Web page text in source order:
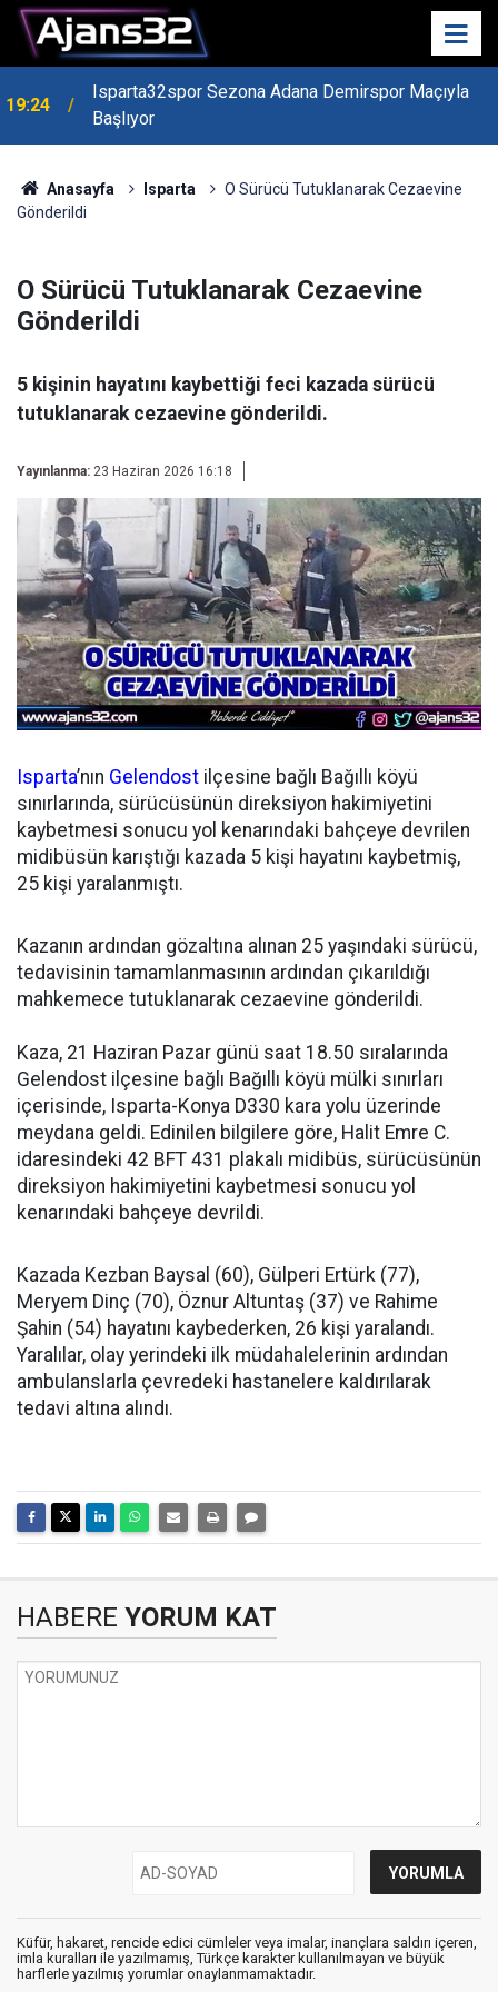
19:22 Isparta Kredi Batağında
Anasayfa Isparta
O Sürücü Tutuklanarak Cezaevine
Gönderildi
O Sürücü Tutuklanarak Cezaevine
Gönderildi
5 kişinin hayatını kaybettiği feci kazada sürücü
tutuklanarak cezaevine gönderildi.
Yayınlanma: 23 Haziran 2026 16:18
Isparta’nın Gelendost ilçesine bağlı Bağıllı köyü
sınırlarında, sürücüsünün direksiyon hakimiyetini
kaybetmesi sonucu yol kenarındaki bahçeye devrilen
midibüsün karıştığı kazada 5 kişi hayatını kaybetmiş,
25 kişi yaralanmıştı.
Kazanın ardından gözaltına alınan 25 yaşındaki sürücü,
tedavisinin tamamlanmasının ardından çıkarıldığı
mahkemece tutuklanarak cezaevine gönderildi.
Kaza, 21 Haziran Pazar günü saat 18.50 sıralarında
Gelendost ilçesine bağlı Bağıllı köyü mülki sınırları
içerisinde, Isparta-Konya D330 kara yolu üzerinde
meydana geldi. Edinilen bilgilere göre, Halit Emre C.
idaresindeki 42 BFT 431 plakalı midibüs, sürücüsünün
direksiyon hakimiyetini kaybetmesi sonucu yol
kenarındaki bahçeye devrildi.
Kazada Kezban Baysal (60), Gülperi Ertürk (77),
Meryem Dinç (70), Öznur Altuntaş (37) ve Rahime
Şahin (54) hayatını kaybederken, 26 kişi yaralandı.
Yaralılar, olay yerindeki ilk müdahalelerinin ardından
ambulanslarla çevredeki hastanelere kaldırılarak
tedavi altına alındı.
HABERE YORUM KAT
Küfür, hakaret, rencide edici cümleler veya imalar, inançlara saldırı içeren,
imla kuralları ile yazılmamış, Türkçe karakter kullanılmayan ve büyük
harflerle yazılmış yorumlar onaylanmamaktadır.